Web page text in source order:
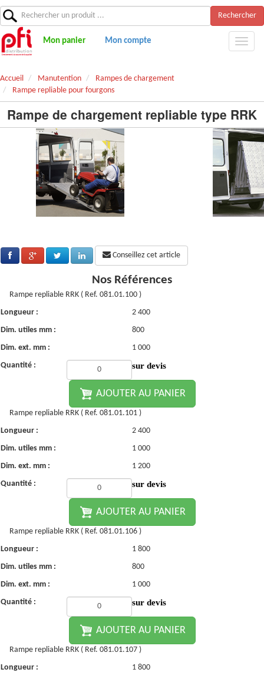
Rechercher
Mon panier Mon compte
Accueil Manutention
Rampes de chargement
Rampe repliable pour fourgons
Rampe de chargement repliable type RRK
Conseillez cet article
Nos Références
Rampe repliable RRK ( Ref. 081.01.100 )
Longueur :
2 400
Dim. utiles mm :
800
Dim. ext. mm :
1 000
Quantité :
sur devis
AJOUTER AU PANIER
Rampe repliable RRK ( Ref. 081.01.101 )
Longueur :
2 400
Dim. utiles mm :
1 000
Dim. ext. mm :
1 200
Quantité :
sur devis
AJOUTER AU PANIER
Rampe repliable RRK ( Ref. 081.01.106 )
Longueur :
1 800
Dim. utiles mm :
800
Dim. ext. mm :
1 000
Quantité :
sur devis
AJOUTER AU PANIER
Rampe repliable RRK ( Ref. 081.01.107 )
Longueur :
1 800